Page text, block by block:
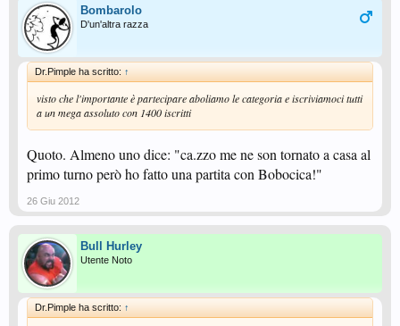
Bombarolo
D'un'altra razza
Dr.Pimple ha scritto: ↑
visto che l'importante è partecipare aboliamo le categoria e iscriviamoci tutti
a un mega assoluto con 1400 iscritti
Quoto. Almeno uno dice: "ca.zzo me ne son tornato a casa al
primo turno però ho fatto una partita con Bobocica!"
26 Giu 2012
Bull Hurley
Utente Noto
Dr.Pimple ha scritto: ↑